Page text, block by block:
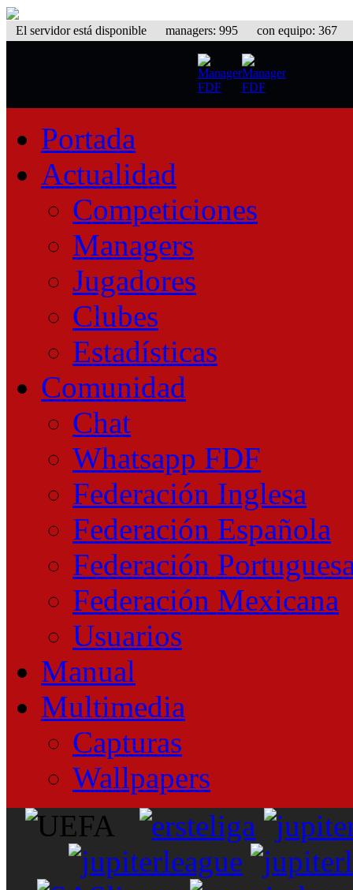
El servidor está disponible managers: 995 con equipo: 367
Portada
Actualidad
Competiciones
Managers
Jugadores
Clubes
Estadísticas
Comunidad
Chat
Whatsapp FDF
Federación Inglesa
Federación Española
Federación
Federación Mexicana
Usuarios
Manual
Multimedia
Capturas
Wallpapers